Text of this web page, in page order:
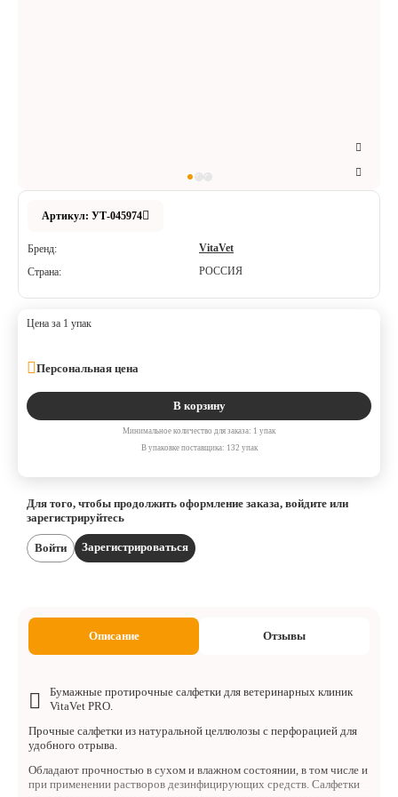
Артикул: УТ-045974
Бренд:
VitaVet
Страна:
РОССИЯ
Цена за 1 упак
Персональная цена
В корзину
Минимальное количество для заказа: 1 упак
В упаковке поставщика: 132 упак
Для того, чтобы продолжить оформление заказа, войдите или
зарегистрируйтесь
Войти Зарегистрироваться
Описание Отзывы
Бумажные протирочные салфетки для ветеринарных клиник
VitaVet PRO.
Прочные салфетки из натуральной целлюлозы с перфорацией для
удобного отрыва.
Обладают прочностью в сухом и влажном состоянии, в том числе и
при применении растворов дезинфицирующих средств. Салфетки